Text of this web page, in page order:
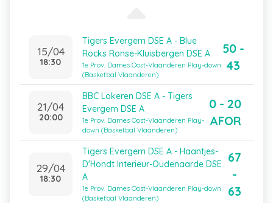
15/04
18:30
Tigers Evergem DSE A - Blue
Rocks Ronse-Kluisbergen DSE A
1e Prov. Dames Oost-Vlaanderen Play-down
(Basketbal Vlaanderen)
50 -
43
21/04
20:00
BBC Lokeren DSE A - Tigers
Evergem DSE A
1e Prov. Dames Oost-Vlaanderen Play-
down (Basketbal Vlaanderen)
0 - 20
AFOR
29/04
18:30
Tigers Evergem DSE A - Haantjes-
D'Hondt Interieur-Oudenaarde DSE
A
1e Prov. Dames Oost-Vlaanderen Play-down
(Basketbal Vlaanderen)
67
-
63